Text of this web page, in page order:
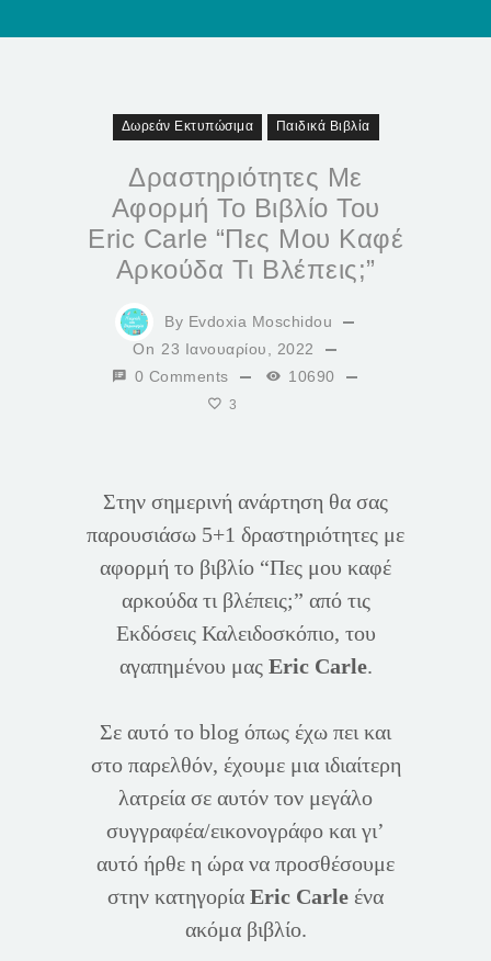
Δωρεάν Εκτυπώσιμα Παιδικά Βιβλία
Δραστηριότητες Με
Αφορμή Το Βιβλίο Του
Eric Carle “Πες Μου Καφέ
Αρκούδα Τι Βλέπεις;”
By Evdoxia Moschidou
On 23 Ιανουαρίου, 2022
0 Comments
10690
3
Στην σημερινή ανάρτηση θα σας
παρουσιάσω 5+1 δραστηριότητες με
αφορμή το βιβλίο “Πες μου καφέ
αρκούδα τι βλέπεις;” από τις
Εκδόσεις Καλειδοσκόπιο, του
αγαπημένου μας Eric Carle.
Σε αυτό το blog όπως έχω πει και
στο παρελθόν, έχουμε μια ιδιαίτερη
λατρεία σε αυτόν τον μεγάλο
συγγραφέα/εικονογράφο και γι’
αυτό ήρθε η ώρα να προσθέσουμε
στην κατηγορία Eric Carle ένα
ακόμα βιβλίο.